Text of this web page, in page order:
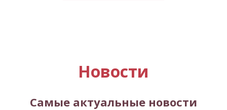
Новости
Самые актуальные новости